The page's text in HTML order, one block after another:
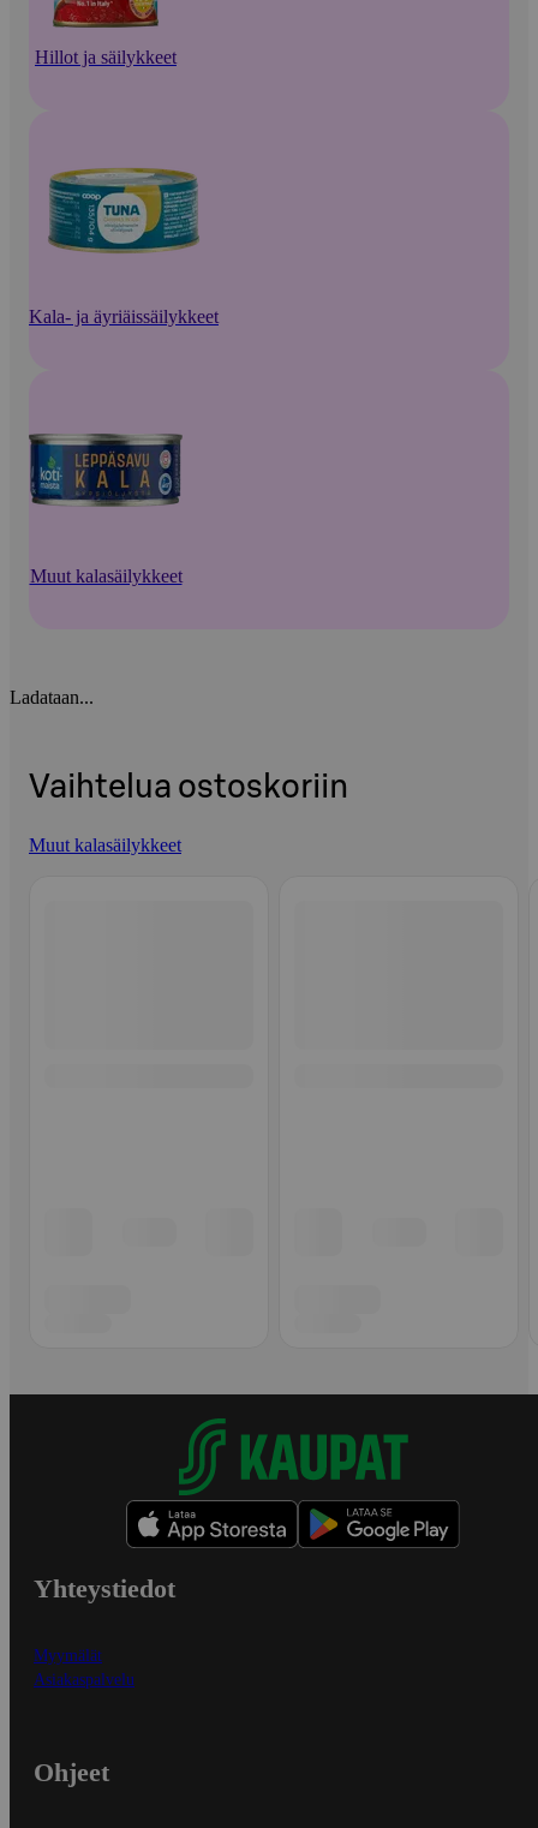
Hillot ja säilykkeet
Kala- ja äyriäissäilykkeet
Muut kalasäilykkeet
Ladataan...
Vaihtelua ostoskoriin
Muut kalasäilykkeet
Yhteystiedot
Myymälät
Asiakaspalvelu
Ohjeet